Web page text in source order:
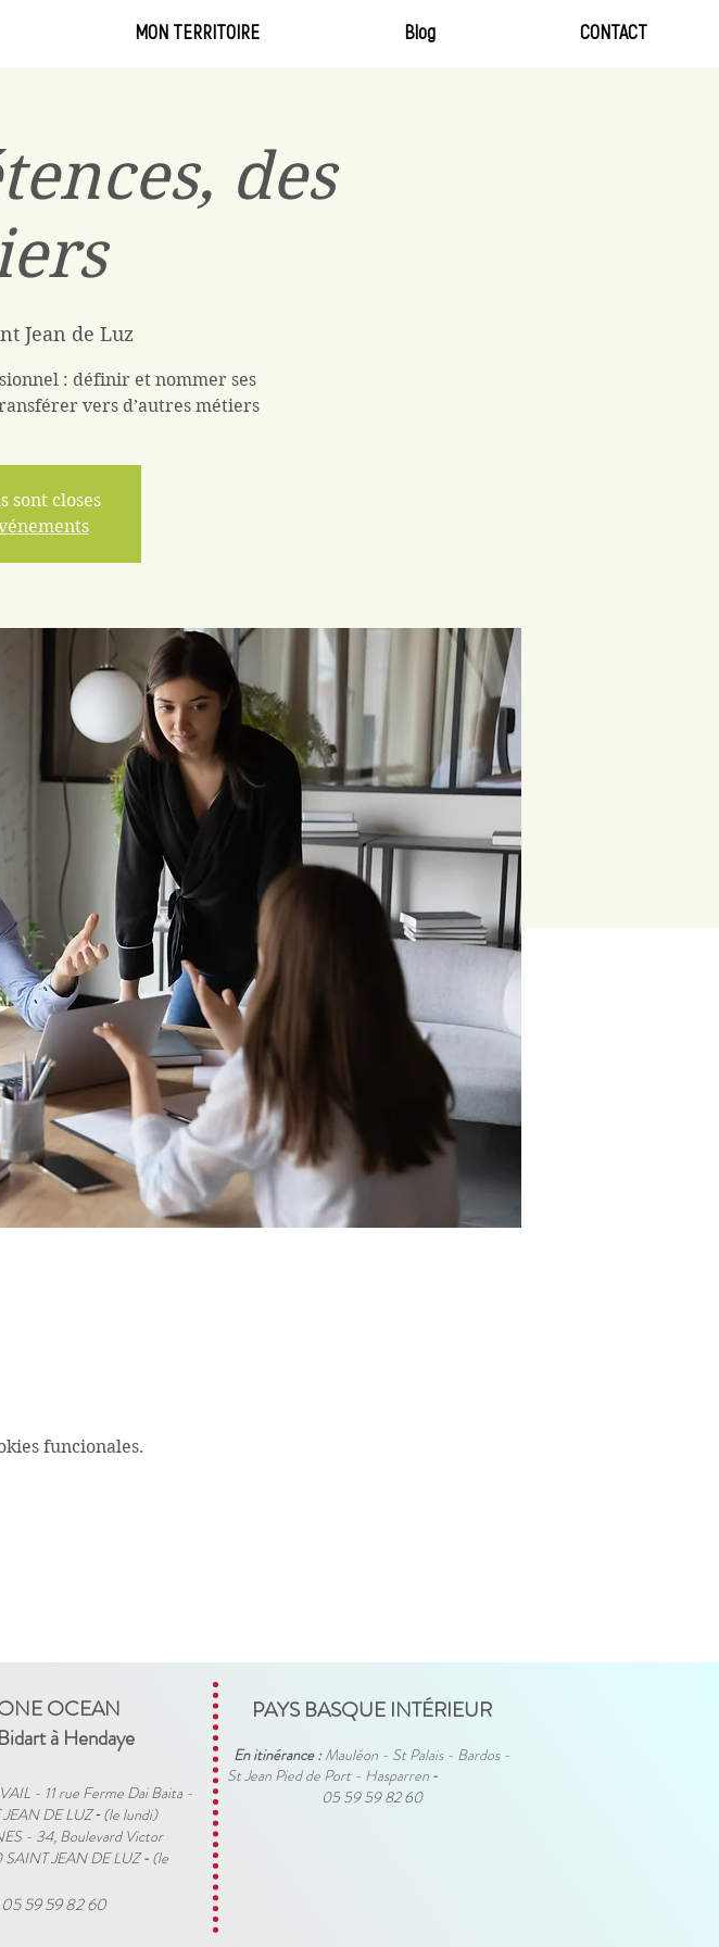
MON TERRITOIRE Blog CONTACT
des
Jean de Luz
: définir et nommer ses
vers d’autres métiers
sont closes
funcionales.
OCEAN
à Hendaye​
- 11 rue Ferme Dai Baita -
DE LUZ​ - (le lundi)
- 34, Boulevard Victor
JEAN DE LUZ- (le
05 59 59 82 60
PAYS BASQUE INTÉRIEUR
En itinérance :Mauléon - St Palais - Bardos -
St Jean Pied de Port - Hasparren -
05 59 59 82 60